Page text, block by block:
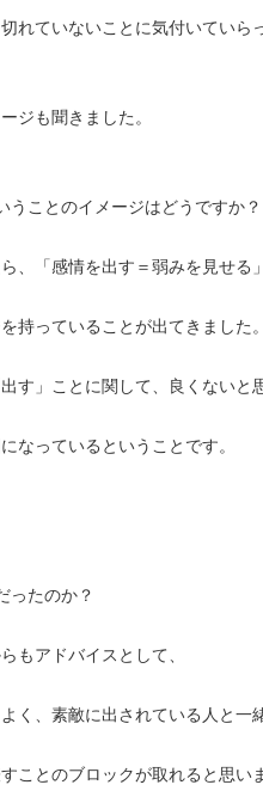
れていないことに気付いていら
ジも聞きました。
ことのイメージはどうですか？
、「感情を出す＝弱みを見せる」
持っていることが出てきました。
す」ことに関して、良くないと
なっているということです。
ったのか？
もアドバイスとして、
く、素敵に出されている人と一
ことのブロックが取れると思い